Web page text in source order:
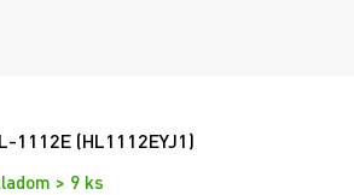
(HL1112EYJ1)
> 9 ks